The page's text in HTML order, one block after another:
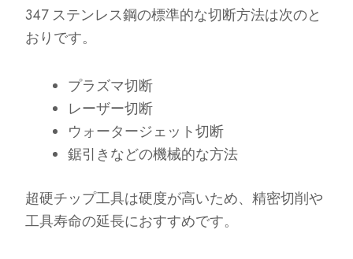
347 ステンレス鋼の標準的な切断方法は次のと
おりです。
プラズマ切断
レーザー切断
ウォータージェット切断
鋸引きなどの機械的な方法
超硬チップ工具は硬度が高いため、精密切削や
工具寿命の延長におすすめです。